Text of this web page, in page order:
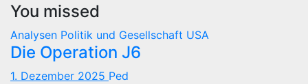
You missed
Analysen Politik und Gesellschaft USA
Die Operation J6
1. Dezember 2025 Ped